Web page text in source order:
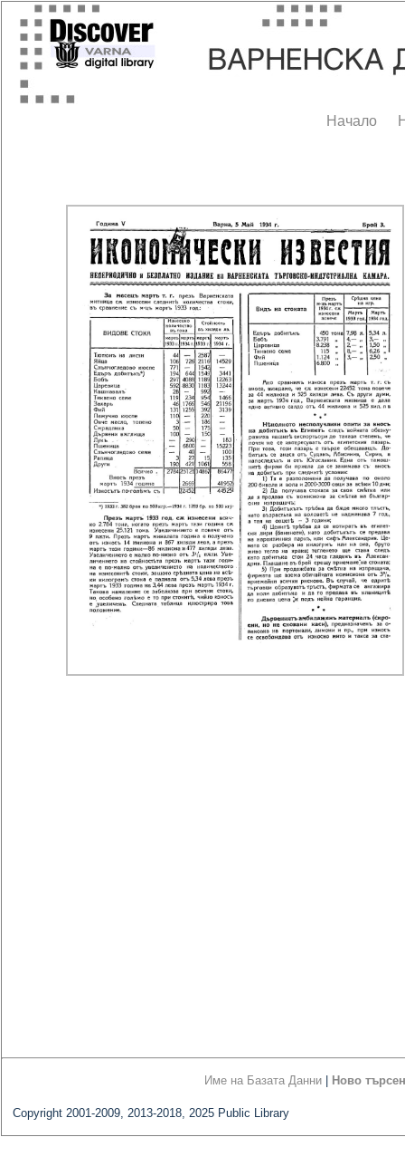
Начало
Име на Базата Данни Ново
Copyright 2001-2009, 2013-2018, 2025 Public Library